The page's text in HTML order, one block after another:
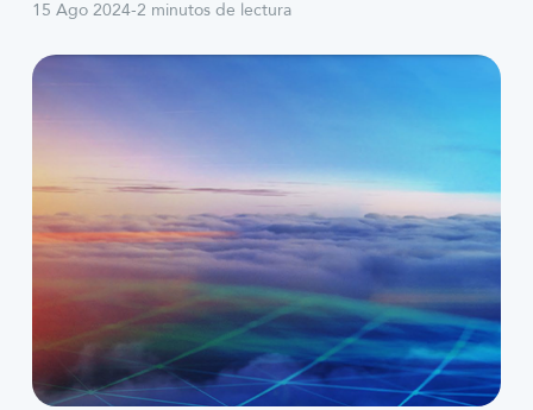
15 Ago 2024-2 minutos de lectura